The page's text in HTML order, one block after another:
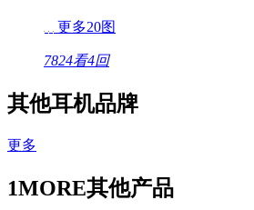
更多20图
7824看4回
其他耳机品牌
更多
1MORE其他产品